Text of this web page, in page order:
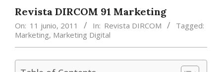
Revista DIRCOM 91 Marketing
On: 11 junio, 2011 In: Revista DIRCOM
Tagged:
Marketing, Marketing Digital